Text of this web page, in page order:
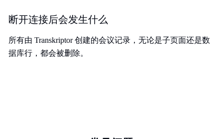
断开连接后会发生什么
所有由 Transkriptor 创建的会议记录，无论是子页面还是数
据库行，都会被删除。